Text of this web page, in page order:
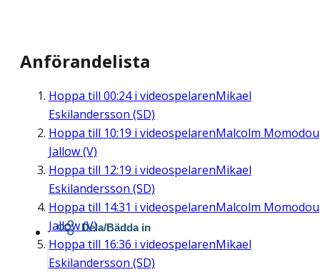
Anförandelista
Hoppa till 00:24i videospelarenMikael
Eskilandersson (SD)
Hoppa till 10:19 i videospelarenMalcolm Momodou
Jallow (V)
Hoppa till 12:19 i videospelarenMikael
Eskilandersson (SD)
Hoppa till 14:31 i videospelarenMalcolm Momodou
Jallow (V)
Hoppa till 16:36 i videospelarenMikael
Eskilandersson (SD)
Dela/Bädda in